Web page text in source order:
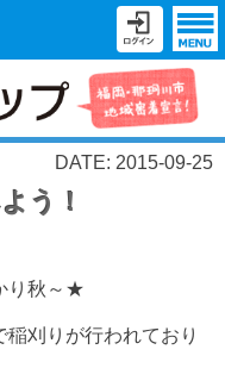
DATE: 2015-09-25
う！
り秋～★
刈りが行われており